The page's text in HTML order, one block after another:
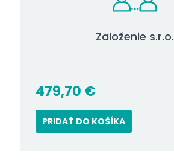
Založenie s.r.o.
479,70 €
PRIDAŤ DO KOŠÍKA